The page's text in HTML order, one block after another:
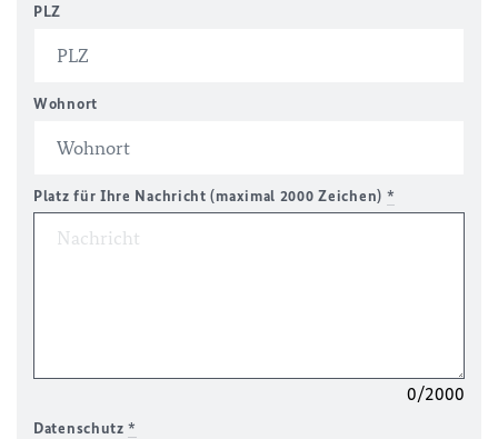
PLZ
Wohnort
Platz für Ihre Nachricht (maximal 2000 Zeichen) *
0/2000
Datenschutz*